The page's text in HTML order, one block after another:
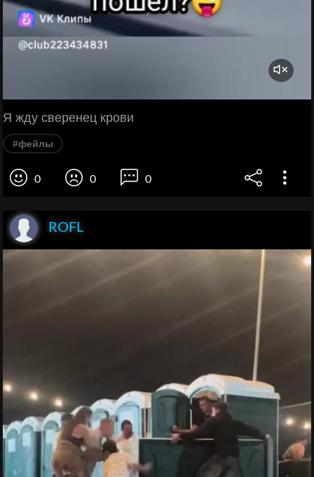
Я жду сверенец крови
#фейлы
0 0 0
ROFL